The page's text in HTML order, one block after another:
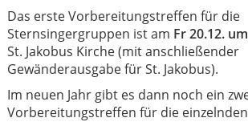
Das erste Vorbereitungstreffen für die
Sternsingergruppen ist am Fr 20.12.
St. Jakobus Kirche (mit anschließender
Gewänderausgabe für St. Jakobus).
Im neuen Jahr gibt es dann noch ein
Vorbereitungstreffen für die